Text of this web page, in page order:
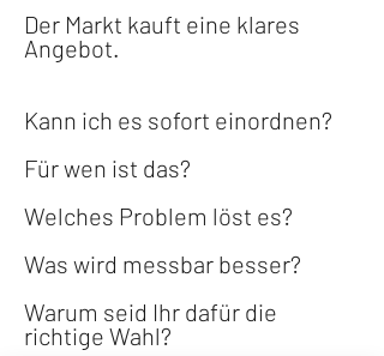
Der Markt kauft eine klares
Angebot.
Kann ich es sofort einordnen?
Für wen ist das?
Welches Problem löst es?
Was wird messbar besser?
Warum seid Ihr dafür die
richtige Wahl?